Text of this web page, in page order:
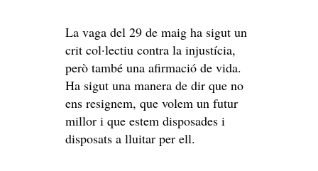
La vaga del 29 de maig ha sigut un
crit col·lectiu contra la injustícia,
però també una afirmació de vida.
Ha sigut una manera de dir que no
ens resignem, que volem un futur
millor i que estem disposades i
disposats a lluitar per ell.